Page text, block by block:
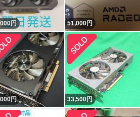
円 51,000円
円 33,500円